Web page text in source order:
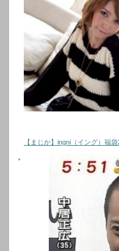
【まじか】ingni（イング）福